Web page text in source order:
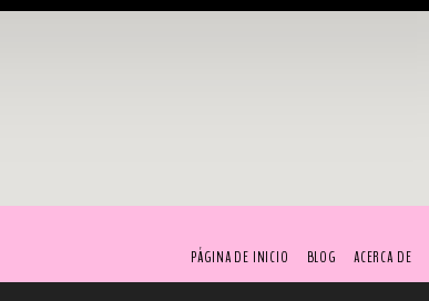
PÁGINA DE INICIO BLOG ACERCA DE